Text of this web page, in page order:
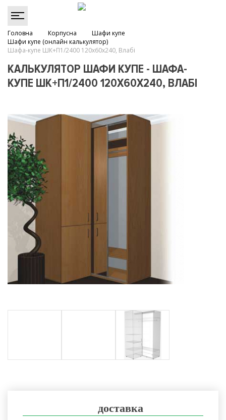
Головна Корпусна
Шафи купе
Шафи купе (онлайн калькулятор)
Шафа-купе ШК+П1/2400 120х60х240, Влабі
КАЛЬКУЛЯТОР ШАФИ КУПЕ - ШАФА-
КУПЕ ШК+П1/2400 120Х60Х240, ВЛАБІ
доставка